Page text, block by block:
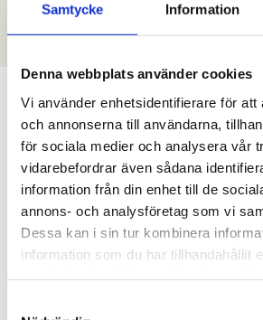
Samtycke Information
Denna webbplats använder cookies
Vi använder enhetsidentifierare för att
och annonserna till användarna,
för sociala medier och analysera vår
vidarebefordrar även sådana
information från din enhet till de
annons- och analysföretag som vi
Dessa kan i sin tur kombinera
information som du har tillhandahållit
personligt hem med vårt stora utbud
Eget varumärke
OSCAR & CLOTHILDE